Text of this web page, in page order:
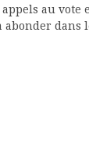
au
dans